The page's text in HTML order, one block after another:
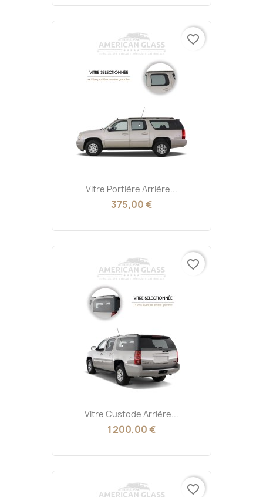
Vitre Portière Arrière...
375,00 €
favorite_border
Vitre Custode Arrière...
1 200,00 €
favorite_border
favorite_border